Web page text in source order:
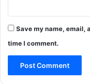
Save my name, email,
time I comment.